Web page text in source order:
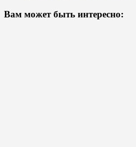
Вам может быть интересно: